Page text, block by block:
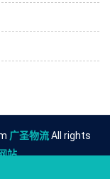
广圣物流All rights
站